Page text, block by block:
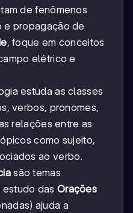
de fenômenos
e propagação de
, foque em conceitos
elétrico e
estuda as classes
verbos, pronomes,
relações entre as
como sujeito,
ao verbo.
são temas
das Orações
ajuda a